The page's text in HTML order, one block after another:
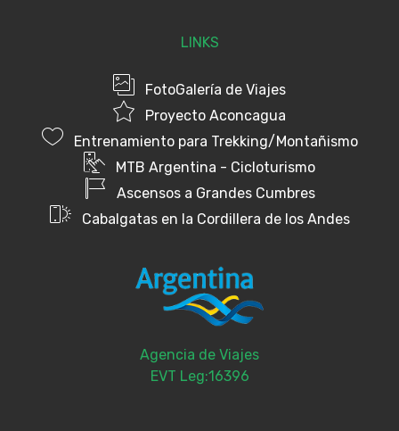
LINKS
FotoGalería de Viajes
Proyecto Aconcagua
Entrenamiento para Trekking/Montañismo
MTB Argentina - Cicloturismo
Ascensos a Grandes Cumbres
Cabalgatas en la Cordillera de los Andes
Agencia de Viajes
EVT Leg:16396